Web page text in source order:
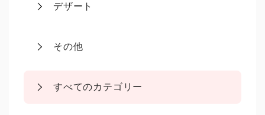
デザート
その他
すべてのカテゴリー